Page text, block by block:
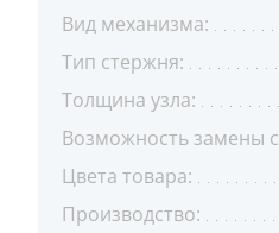
Вид механизма:
Тип стержня:
Толщина узла:
Возможность замены
Цвета товара:
Производство: